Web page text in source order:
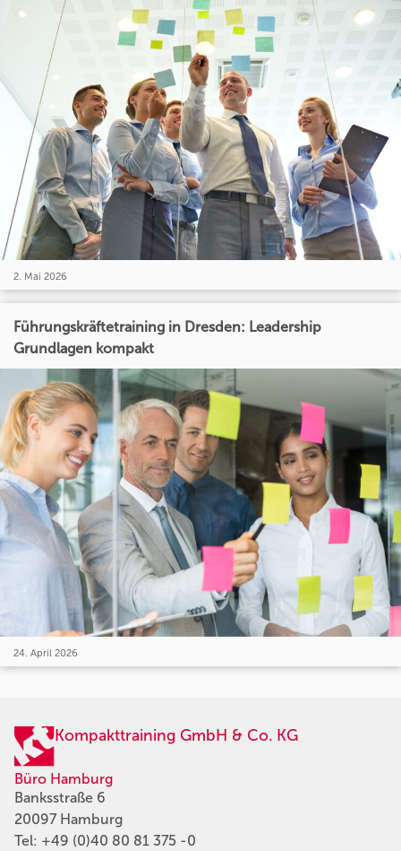
2. Mai 2026
Führungskräftetraining in Dresden: Leadership
Grundlagen kompakt
24. April 2026
Kompakttraining GmbH & Co. KG
Büro Hamburg
Banksstraße 6
20097 Hamburg
Tel: +49 (0)40 80 81 375 -0